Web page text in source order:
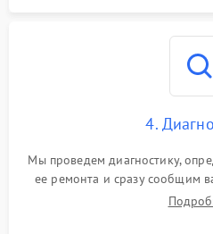
4.
Мы проведем диагностику,
ее ремонта и сразу сообщим